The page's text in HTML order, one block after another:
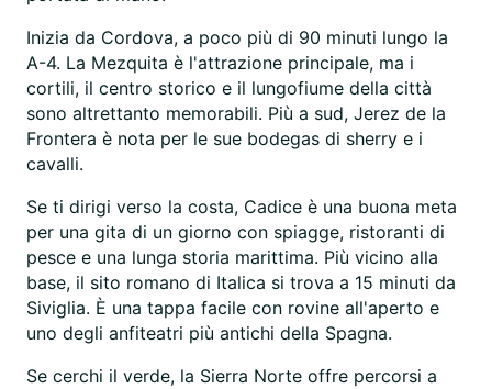
Inizia da Cordova, a poco più di 90 minuti lungo la
A-4. La Mezquita è l'attrazione principale, ma i
cortili, il centro storico e il lungofiume della città
sono altrettanto memorabili. Più a sud, Jerez de la
Frontera è nota per le sue bodegas di sherry e i
cavalli.
Se ti dirigi verso la costa, Cadice è una buona meta
per una gita di un giorno con spiagge, ristoranti di
pesce e una lunga storia marittima. Più vicino alla
base, il sito romano di Italica si trova a 15 minuti da
Siviglia. È una tappa facile con rovine all'aperto e
uno degli anfiteatri più antichi della Spagna.
Se cerchi il verde, la Sierra Norte offre percorsi a